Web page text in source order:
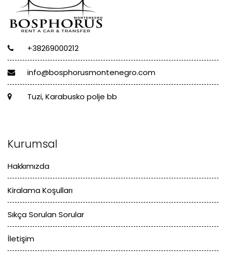
+38269000212
info@bosphorusmontenegro.com
Tuzi, Karabusko polje bb
Kurumsal
Hakkımızda
Kiralama Koşulları
Sıkça Sorulan Sorular
İletişim